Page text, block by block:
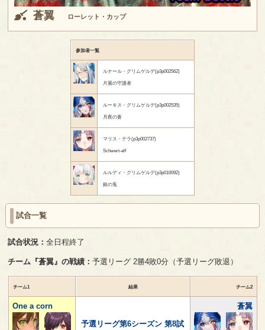
蒼翼 ローレット・カップ
参加者一覧
ルナール・グリムゲルデ(p3p002562)
片翼の守護者
ルーキス・グリムゲルデ(p3p002535)
月夜の蒼
マリス・テラ(p3p002737)
Schwert-elf
ルルディ・グリムゲルデ(p3p010092)
銀の兎
試合一覧
試合状況：全日程終了
チーム『蒼翼』の戦績：予選リーグ 2勝4敗0分（予選リーグ敗退）
チーム1 結果 チーム2
One a corn
予選リーグ第6シーズン 第8試
蒼翼